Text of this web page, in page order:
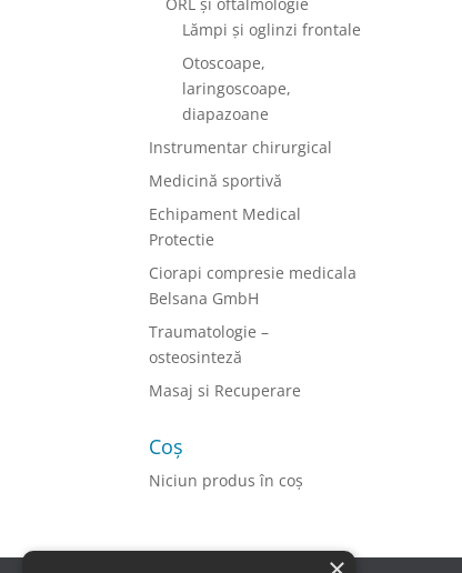
Lămpi ṣi oglinzi frontale
Otoscoape,
laringoscoape,
diapazoane
Instrumentar chirurgical
Medicină sportivă
Echipament Medical
Protectie
Ciorapi compresie medicala
Belsana GmbH
Traumatologie –
osteosinteză
Masaj si Recuperare
Coș
Niciun produs în coș